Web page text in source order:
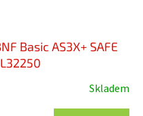
Basic AS3X+ SAFE
Skladem